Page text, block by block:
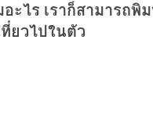
ไร เราก็สามารถพิ
ยวไปในตัว